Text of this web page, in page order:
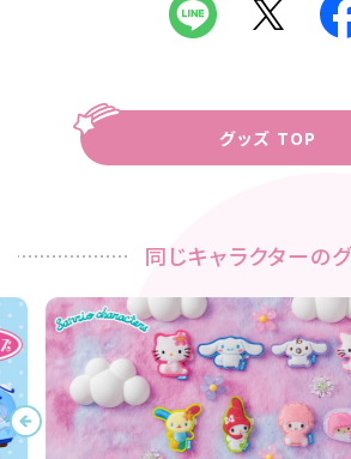
グッズ TOP
同じキャラクターの